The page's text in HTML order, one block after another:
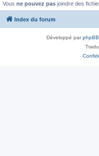
Vous ne pouvez pas joindre des
Index du forum
Développé parphpBB